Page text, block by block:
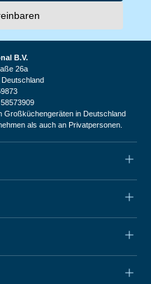
B.V.
26a
Großküchengeräten in Deutschland
als auch an Privatpersonen.